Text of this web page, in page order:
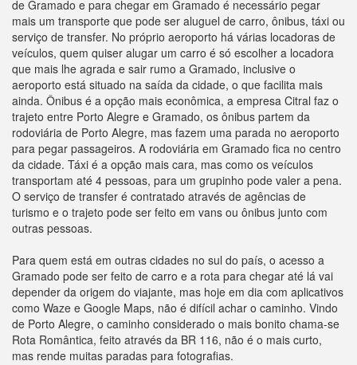
de Gramado e para chegar em Gramado é necessário pegar
mais um transporte que pode ser aluguel de carro, ônibus, táxi ou
serviço de transfer. No próprio aeroporto há várias locadoras de
veículos, quem quiser alugar um carro é só escolher a locadora
que mais lhe agrada e sair rumo a Gramado, inclusive o
aeroporto está situado na saída da cidade, o que facilita mais
ainda. Ônibus é a opção mais econômica, a empresa Citral faz o
trajeto entre Porto Alegre e Gramado, os ônibus partem da
rodoviária de Porto Alegre, mas fazem uma parada no aeroporto
para pegar passageiros. A rodoviária em Gramado fica no centro
da cidade. Táxi é a opção mais cara, mas como os veículos
transportam até 4 pessoas, para um grupinho pode valer a pena.
O serviço de transfer é contratado através de agências de
turismo e o trajeto pode ser feito em vans ou ônibus junto com
outras pessoas.
Para quem está em outras cidades no sul do país, o acesso a
Gramado pode ser feito de carro e a rota para chegar até lá vai
depender da origem do viajante, mas hoje em dia com aplicativos
como Waze e Google Maps, não é difícil achar o caminho. Vindo
de Porto Alegre, o caminho considerado o mais bonito chama-se
Rota Romântica, feito através da BR 116, não é o mais curto,
mas rende muitas paradas para fotografias.